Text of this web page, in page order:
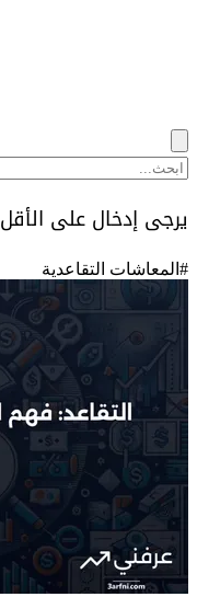
يرجى إدخال على الأقل 4 أحرف.
# المعاشات التقاعدية